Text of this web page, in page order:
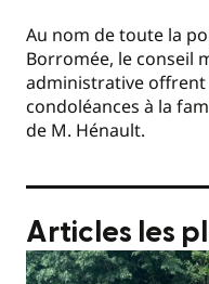
Au nom de toute la
Borromée, le conseil
administrative offrent
condoléances à la
de M. Hénault.
Articles les